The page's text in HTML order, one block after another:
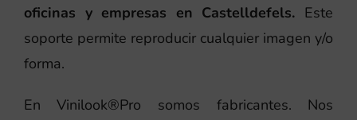
oficinas y empresas en Castelldefels. Este
soporte permite reproducir cualquier imagen y/o
forma.
En Vinilook®Pro somos fabricantes. Nos